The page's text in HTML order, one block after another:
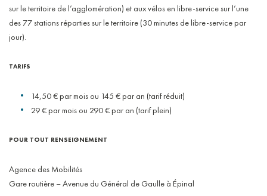
sur le territoire de l’agglomération) et aux vélos en libre-service sur l’une
des 77 stations réparties sur le territoire (30 minutes de libre-service par
jour).
TARIFS
14,50 € par mois ou 145 € par an (tarif réduit)
29 € par mois ou 290 € par an (tarif plein)
POUR TOUT RENSEIGNEMENT
Agence des Mobilités
Gare routière – Avenue du Général de Gaulle à Épinal